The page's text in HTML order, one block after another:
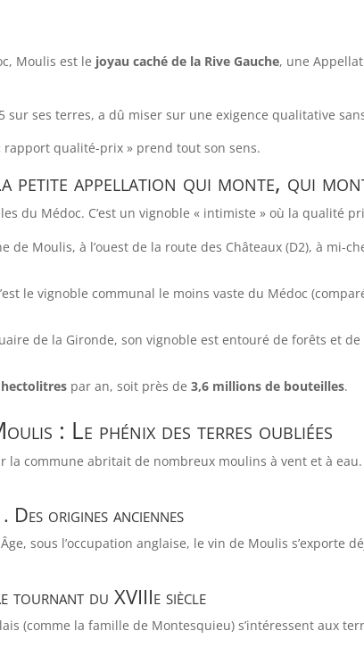
Moulis est le joyau caché de la Rive Gauche, une
sur ses terres, a dû miser sur une exigence qualitative
qualité-prix » prend tout son sens.
petite appellation qui monte, qui
du Médoc. C’est un vignoble « intimiste » où la qualité
de Moulis, à l’ouest de la route des Châteaux (D2), à mi-
le vignoble communal le moins vaste du Médoc
de la Gironde, son vignoble est entouré de forêts et
hectolitres par an, soit près de3,6 millions de bouteilles.
: Le phénix des terres oubliées
la commune abritait de nombreux moulins à vent et à
Des origines anciennes
sous l’occupation anglaise, le vin de Moulis s’exporte
tournant du XVIIIe siècle
(comme la famille de Montesquieu) s’intéressent aux